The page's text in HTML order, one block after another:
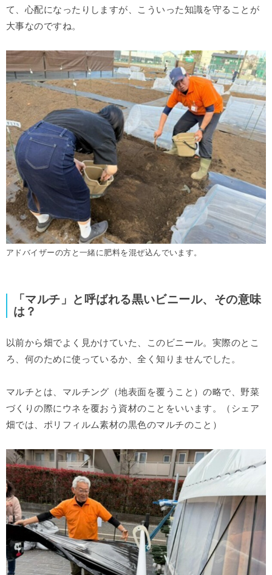
て、心配になったりしますが、こういった知識を守ることが
大事なのですね。
アドバイザーの方と一緒に肥料を混ぜ込んでいます。
「マルチ」と呼ばれる黒いビニール、その意味
は？
以前から畑でよく見かけていた、このビニール。実際のとこ
ろ、何のために使っているか、全く知りませんでした。
マルチとは、マルチング（地表面を覆うこと）の略で、野菜
づくりの際にウネを覆おう資材のことをいいます。（シェア
畑では、ポリフィルム素材の黒色のマルチのこと）